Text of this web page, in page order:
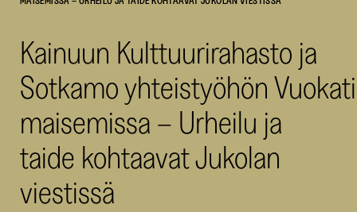
Kainuun Kulttuurirahasto ja
Sotkamo yhteistyöhön
maisemissa – Urheilu ja
taide kohtaavat Jukolan
viestissä